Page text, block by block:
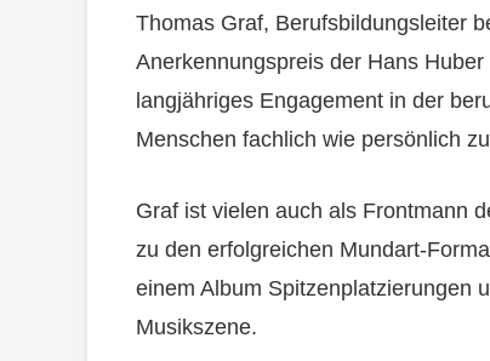
Thomas Graf, Berufsbildungsleiter
Anerkennungspreis der Hans
langjähriges Engagement in der
Menschen fachlich wie persönlich
Graf ist vielen auch als Frontmann
zu den erfolgreichen Mundart-
einem Album Spitzenplatzierungen
Musikszene.